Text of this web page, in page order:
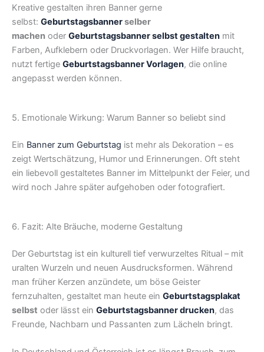
Kreative gestalten ihren Banner gerne
selbst: Geburtstagsbannerselber
machen oder Geburtstagsbanner selbst gestalten mit
Farben, Aufklebern oder Druckvorlagen. Wer Hilfe braucht,
nutzt fertige Geburtstagsbanner Vorlagen, die online
angepasst werden können.
5. Emotionale Wirkung: Warum Banner so beliebt sind
Ein Banner zum Geburtstag ist mehr als Dekoration – es
zeigt Wertschätzung, Humor und Erinnerungen. Oft steht
ein liebevoll gestaltetes Banner im Mittelpunkt der Feier, und
wird noch Jahre später aufgehoben oder fotografiert.
6. Fazit: Alte Bräuche, moderne Gestaltung
Der Geburtstag ist ein kulturell tief verwurzeltes Ritual – mit
uralten Wurzeln und neuen Ausdrucksformen. Während
man früher Kerzen anzündete, um böse Geister
fernzuhalten, gestaltet man heute ein Geburtstagsplakat
selbst oder lässt ein Geburtstagsbanner drucken, das
Freunde, Nachbarn und Passanten zum Lächeln bringt.